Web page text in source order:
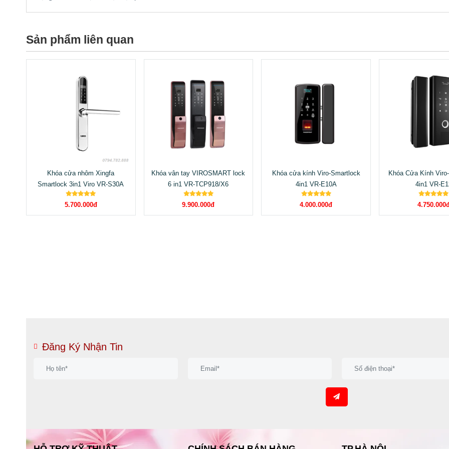
Sản phẩm liên quan
Khóa cửa nhôm Xingfa
Smartlock 3in1 Viro VR-S30A
5.700.000đ
Khóa vân tay VIROSMART lock
6 in1 VR-TCP918/X6
9.900.000đ
Khóa cửa kính Viro-Smartlock
4in1 VR-E10A
4.000.000đ
Khóa Cửa Kính
4in1 VR-
Đăng Ký Nhận Tin